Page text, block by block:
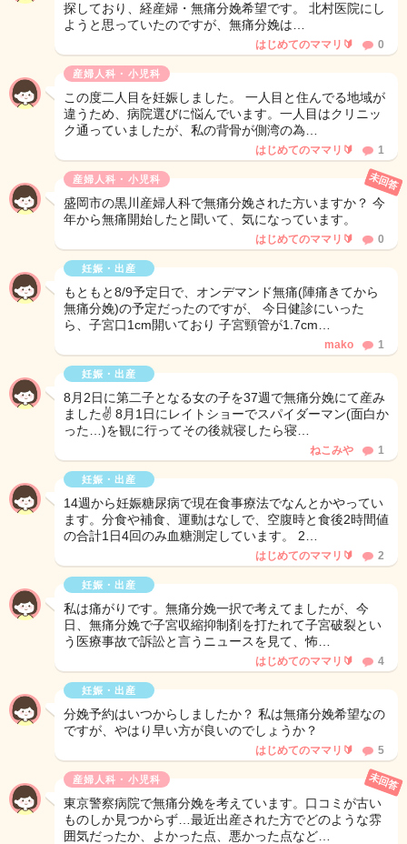
探しており、経産婦・無痛分娩希望です。 北村医院にし
ようと思っていたのですが、無痛分娩は…
はじめてのママリ🔰 0
産婦人科・小児科
この度二人目を妊娠しました。 一人目と住んでる地域が
違うため、病院選びに悩んでいます。一人目はクリニッ
ク通っていましたが、私の背骨が側湾の為…
はじめてのママリ🔰 1
産婦人科・小児科
盛岡市の黒川産婦人科で無痛分娩された方いますか？ 今
年から無痛開始したと聞いて、気になっています。
未回答
はじめてのママリ🔰 0
妊娠・出産
もともと8/9予定日で、オンデマンド無痛(陣痛きてから
無痛分娩)の予定だったのですが、 今日健診にいった
ら、子宮口1cm開いており 子宮頸管が1.7cm…
mako 1
妊娠・出産
8月2日に第二子となる女の子を37週で無痛分娩にて産み
ました✌️ 8月1日にレイトショーでスパイダーマン(面白か
った…)を観に行ってその後就寝したら寝…
ねこみや 1
妊娠・出産
14週から妊娠糖尿病で現在食事療法でなんとかやってい
ます。分食や補食、運動はなしで、空腹時と食後2時間値
の合計1日4回のみ血糖測定しています。 2…
はじめてのママリ🔰 2
妊娠・出産
私は痛がりです。無痛分娩一択で考えてましたが、今
日、無痛分娩で子宮収縮抑制剤を打たれて子宮破裂とい
う医療事故で訴訟と言うニュースを見て、怖…
はじめてのママリ🔰 4
妊娠・出産
分娩予約はいつからしましたか？ 私は無痛分娩希望なの
ですが、やはり早い方が良いのでしょうか？
はじめてのママリ🔰 5
産婦人科・小児科
東京警察病院で無痛分娩を考えています。口コミが古い
ものしか見つからず…最近出産された方でどのような雰
囲気だったか、よかった点、悪かった点など…
未回答